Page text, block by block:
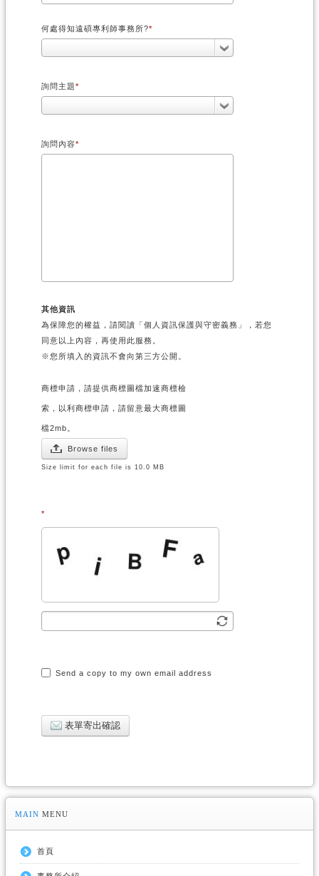
何處得知遠碩專利師事務所?
詢問主題
詢問內容
其他資訊
為保障您的權益，請閱讀「個人資訊保護與守密義務」，若您
同意以上內容，再使用此服務。
※您所填入的資訊不會向第三方公開。
商標申請，請提供商標圖檔加速商標檢
索，以利商標申請，請留意最大商標圖
檔2mb。
Browse files
Size limit for each file is 10.0 MB
Send a copy to my own email address
表單寄出確認
MAIN MENU
首頁